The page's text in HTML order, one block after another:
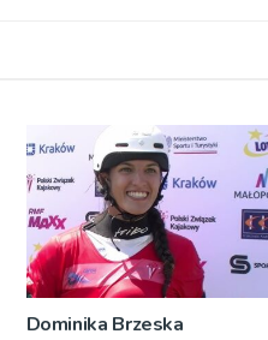
Dominika Brzeska